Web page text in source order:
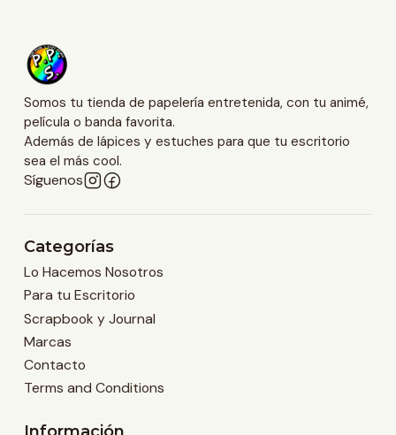
Somos tu tienda de papelería entretenida, con tu animé,
película o banda favorita.
Además de lápices y estuches para que tu escritorio
sea el más cool.
Síguenos
Categorías
Lo Hacemos Nosotros
Para tu Escritorio
Scrapbook y Journal
Marcas
Contacto
Terms and Conditions